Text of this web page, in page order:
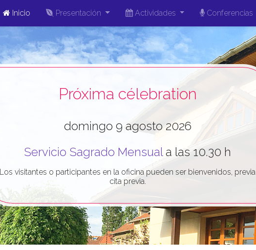
Inicio Presentación Actividades Conferencias
Próxima célebration
domingo 9 agosto 2026
Servicio Sagrado Mensuala las 10.30 h
Los visitantes o participantes en la oficina pueden ser bienvenidos, previa
cita previa.